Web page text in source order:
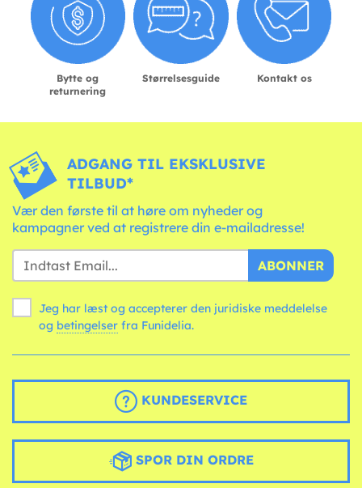
Bytte og
returnering
Størrelsesguide Kontakt os
ADGANG TIL EKSKLUSIVE
TILBUD*
Vær den første til at høre om nyheder og
kampagner ved at registrere din e-mailadresse!
ABONNER
Jeg har læst og accepterer den juridiske meddelelse
og betingelser fra Funidelia.
KUNDESERVICE
SPOR DIN ORDRE